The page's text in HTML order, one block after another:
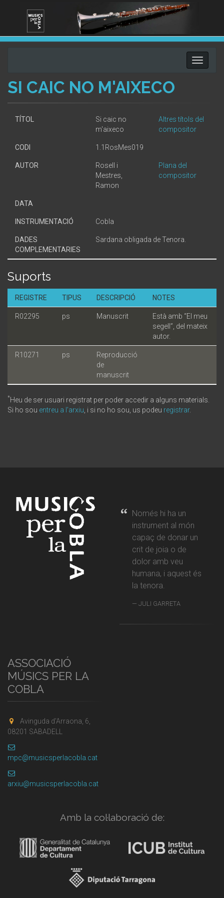
Toggle
SI CAIC NO M'AIXECO
TÍTOL
Si caic no
m'aixeco
Altres títols del
compositor
CODI 1.1RosMes019
AUTOR
Rosell i
Mestres,
Ramon
Plana del
compositor
DATA
INSTRUMENTACIÓ Cobla
DADES
COMPLEMENTARIES
Sardana obligada de Tenora.
Suports
REGISTRE TIPUS DESCRIPCIÓ NOTES
R02295 ps Manuscrit
Està amb “El meu
segell”, del mateix
autor.
R10271 ps
Reproducció
de
manuscrit
*Heu de ser usuari registrat per poder accedir a alguns materials.
Si ho sou entreu a l'arxiu , i si no ho sou, us podeu registrar.
Només hi ha un
instrument al món
capaç de donar un
crit de joia o de
dolor amb veu
humana, i aquest és
la tenora.
JULI GARRETA
ASSOCIACIÓ
MÚSICS PER LA
COBLA
Avinguda d'Arraona, 6,
08201 SABADELL
mpc@musicsperlacobla.cat
arxiu@musicsperlacobla.cat
Amb la col·laboració de: